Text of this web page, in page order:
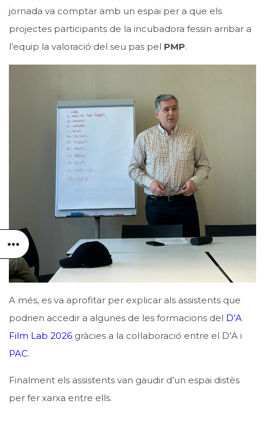
jornada va comptar amb un espai per a que els
projectes participants de la incubadora fessin arribar a
l’equip la valoració del seu pas pel PMP.
A més, es va aprofitar per explicar als assistents que
podrien accedir a algunes de les formacions del D’A
Film Lab 2026 gràcies a la col·laboració entre el D’A i
PAC.
Finalment els assistents van gaudir d’un espai distès
per fer xarxa entre ells.